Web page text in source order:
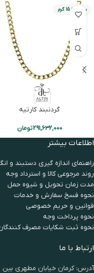
بین 8 تا 15 گرم
گردنبند کارتیه
291,632,000تومان
اطلاعات بیشتر
راهنمای اندازه گیری دستبند و
روند مرجوعی کالا و استرداد وجه
مدت زمان تحويل و شیوه حمل
نحوه فسخ سفارش و خدمات
قوانین و حریم خصوصی
نحوه پرداخت وجه
نحوه ثبت شكايات مصرف
ارتباط با ما
آدرس: کرمان خیابان مطهری بین